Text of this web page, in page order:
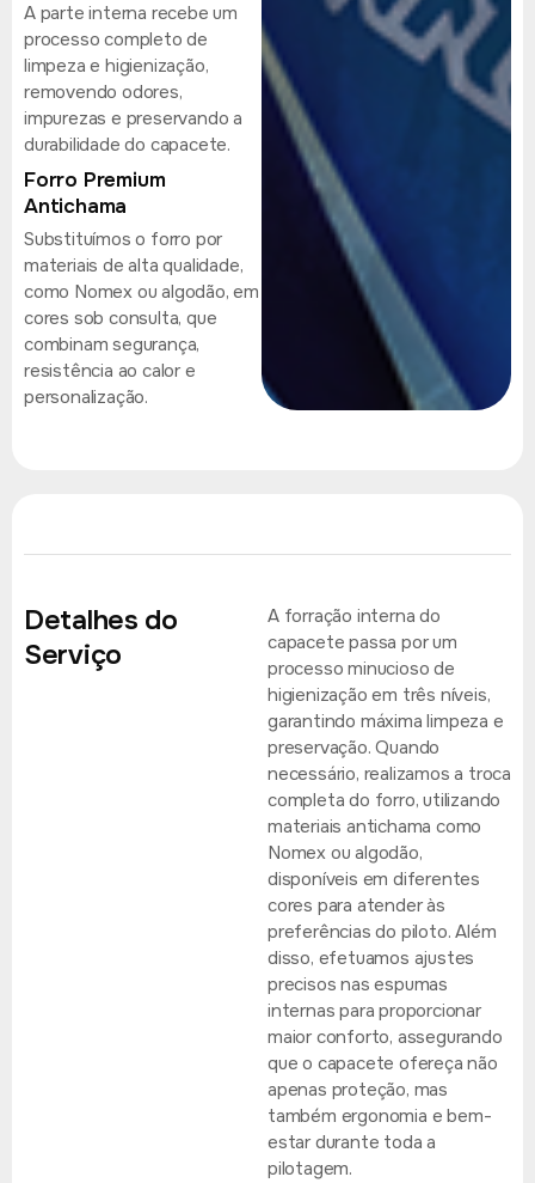
A parte interna recebe um
processo completo de
limpeza e higienização,
removendo odores,
impurezas e preservando a
durabilidade do capacete.
Forro Premium
Antichama
Substituímos o forro por
materiais de alta qualidade,
como Nomex ou algodão, em
cores sob consulta, que
combinam segurança,
resistência ao calor e
personalização.
Detalhes do
Serviço
A forração interna do
capacete passa por um
processo minucioso de
higienização em três níveis,
garantindo máxima limpeza e
preservação. Quando
necessário, realizamos a troca
completa do forro, utilizando
materiais antichama como
Nomex ou algodão,
disponíveis em diferentes
cores para atender às
preferências do piloto. Além
disso, efetuamos ajustes
precisos nas espumas
internas para proporcionar
maior conforto, assegurando
que o capacete ofereça não
apenas proteção, mas
também ergonomia e bem-
estar durante toda a
pilotagem.